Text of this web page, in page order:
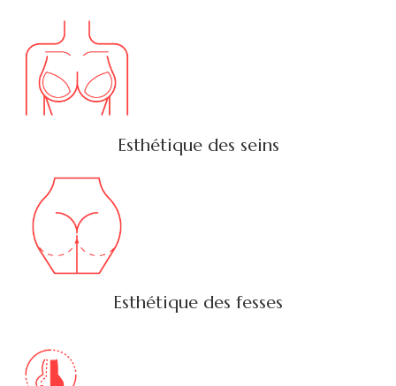
Esthétique des seins
Esthétique des fesses